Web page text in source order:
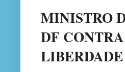
MINISTRO
DF